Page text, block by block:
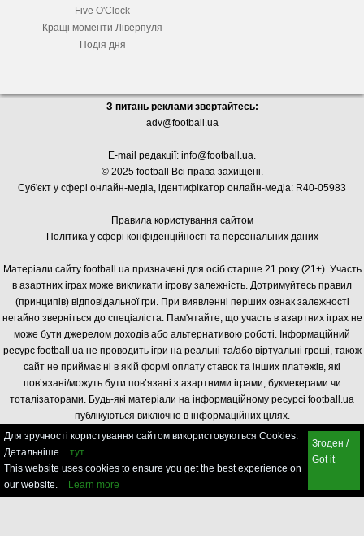
Five O'Clock
Кращі моменти Ліверпуля
Подія дня
З питань реклами звертайтесь:
adv@football.ua
E-mail редакції: info@football.ua.
© 2025 football Всі права захищені.
Суб'єкт у сфері онлайн-медіа, ідентифікатор онлайн-медіа: R40-05983
Правила користування сайтом
Політика у сфері конфіденційності та персональних даних
Матеріали сайту football.ua призначені для осіб старше 21 року (21+). Участь
в азартних іграх може викликати ігрову залежність. Дотримуйтесь правил
(принципів) відповідальної гри. При виявленні перших ознак залежності
негайно зверніться до спеціаліста. Пам'ятайте, що участь в азартних іграх не
може бути джерелом доходів або альтернативою роботі. Інформаційний
ресурс football.ua не проводить ігри на реальні та/або віртуальні гроші, також
сайт не приймає ні в якій формі оплату ставок та інших платежів, які
пов’язані/можуть бути пов’язані з азартними іграми, букмекерами чи
тоталізаторами. Будь-які матеріали на інформаційному ресурсі football.ua
публікуються виключно в інформаційних цілях.
Для зручності користування сайтом використовуються Cookies.
Детальніше
тут
This website uses cookies to ensure you get the best experience on
our website.
Learn more
Згоден /
Got it